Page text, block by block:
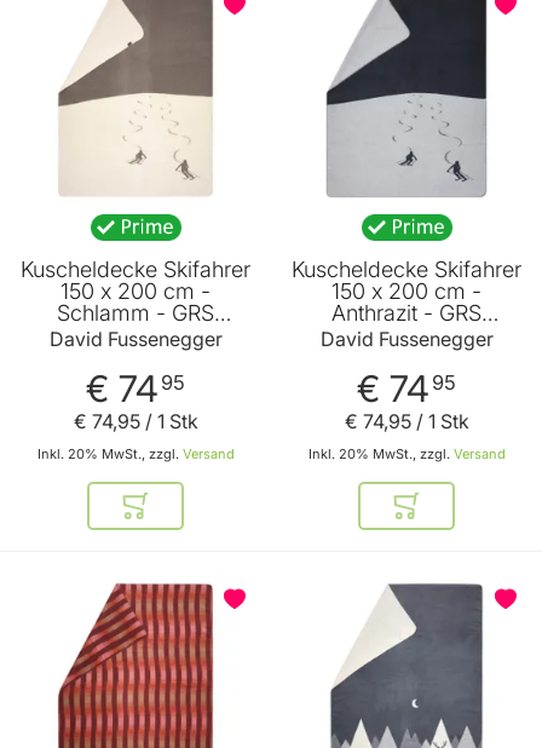
Kuscheldecke Skifahrer
150 x 200 cm -
Schlamm - GRS
zertifiziert - von David
Fussenegger
David Fussenegger
€ 74 95
Inkl. 20% MwSt., zzgl. Versand
€ 74,95/ 1 Stk
In den Warenkorb
Kuscheldecke Skifahrer
150 x 200 cm -
Anthrazit - GRS
zertifiziert - von David
Fussenegger
David Fussenegger
€ 74 95
Inkl. 20% MwSt., zzgl. Versand
€ 74,95/ 1 Stk
In den